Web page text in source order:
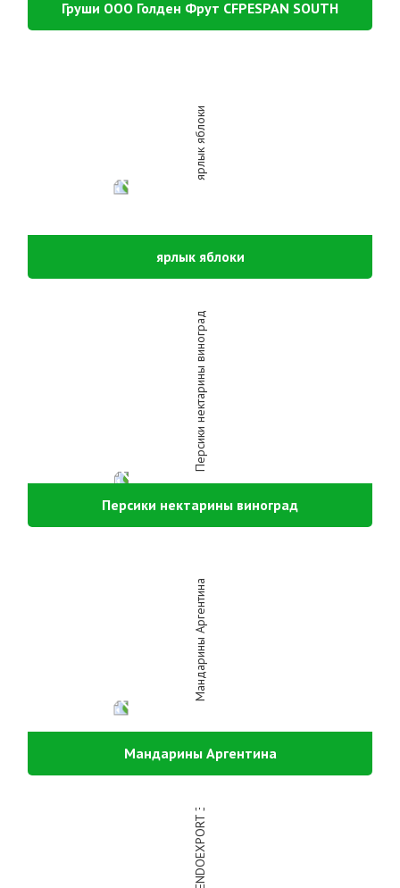
Груши ООО Голден Фрут CFPESPAN SOUTH
ярлык яблоки
Персики нектарины виноград
Мандарины Аргентина